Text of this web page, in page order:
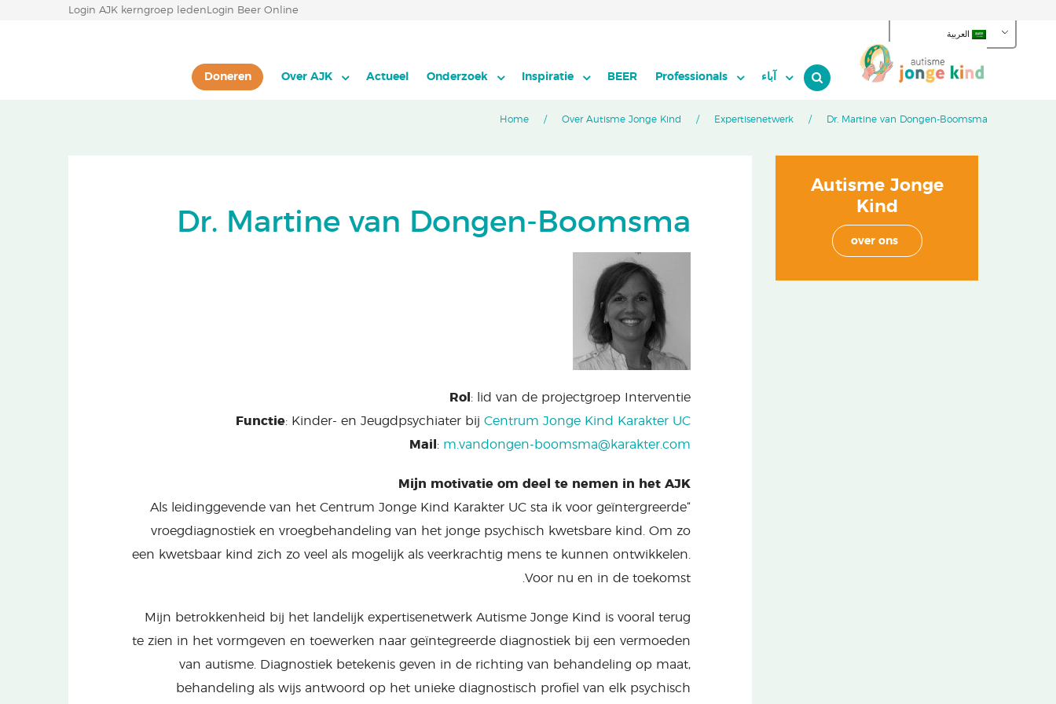
Login Beer Online
Login AJK kerngroep leden
العربية
آباء Professionals
BEER
Inspiratie
Onderzoek
Actueel
Over AJK
Doneren
Home Over Autisme Jonge Kind Expertisenetwerk Dr. Martine van Dongen-Boomsma
Dr. Martine van Dongen-Boomsma
Rol : lid van de projectgroep Interventie
Functie: Kinder- en Jeugdpsychiater bij Centrum Jonge Kind Karakter UC
Mail : m.vandongen-boomsma@karakter.com
Mijn motivatie om deel te nemen in het AJK
“Als leidinggevende van het Centrum Jonge Kind Karakter UC sta ik voor geïntergreerde
vroegdiagnostiek en vroegbehandeling van het jonge psychisch kwetsbare kind. Om zo
een kwetsbaar kind zich zo veel als mogelijk als veerkrachtig mens te kunnen ontwikkelen.
Voor nu en in de toekomst.
Mijn betrokkenheid bij het landelijk expertisenetwerk Autisme Jonge Kind is vooral terug
te zien in het vormgeven en toewerken naar geïntegreerde diagnostiek bij een vermoeden
van autisme. Diagnostiek betekenis geven in de richting van behandeling op maat,
behandeling als wijs antwoord op het unieke diagnostisch profiel van elk psychisch
Autisme Jonge
Kind
over ons